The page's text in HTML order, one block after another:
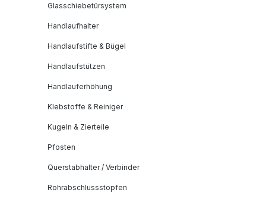
Glasschiebetürsystem
Handlaufhalter
Handlaufstifte & Bügel
Handlaufstützen
Handlauferhöhung
Klebstoffe & Reiniger
Kugeln & Zierteile
Pfosten
Querstabhalter / Verbinder
Rohrabschlussstopfen